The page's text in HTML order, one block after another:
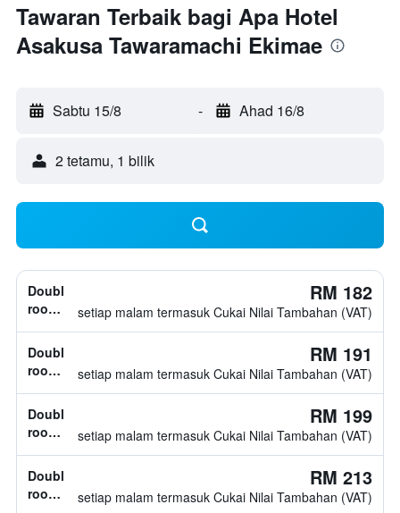
Tawaran Terbaik bagi Apa Hotel
Asakusa Tawaramachi Ekimae
Sabtu 15/8 - Ahad 16/8
2 tetamu, 1 bilik
Double
room,
katil
tidak
diketahui
RM 182
setiap malam termasuk Cukai Nilai Tambahan (VAT)
Double
room,
katil
tidak
diketahui
RM 191
setiap malam termasuk Cukai Nilai Tambahan (VAT)
Double
room,
katil
tidak
diketahui
RM 199
setiap malam termasuk Cukai Nilai Tambahan (VAT)
Double
room,
RM 213
setiap malam termasuk Cukai Nilai Tambahan (VAT)